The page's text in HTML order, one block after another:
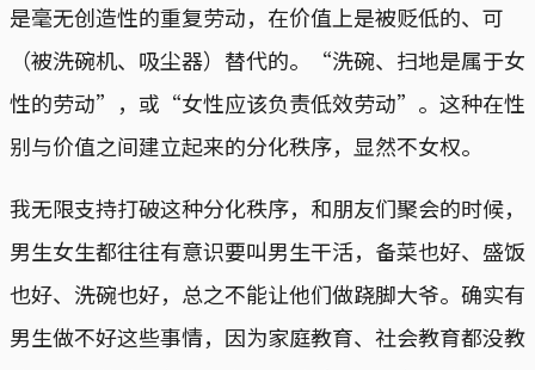
是毫无创造性的重复劳动，在价值上是被贬低的、可
（被洗碗机、吸尘器）替代的。“洗碗、扫地是属于女
性的劳动”，或“女性应该负责低效劳动”。这种在性
别与价值之间建立起来的分化秩序，显然不女权。
我无限支持打破这种分化秩序，和朋友们聚会的时候，
男生女生都往往有意识要叫男生干活，备菜也好、盛饭
也好、洗碗也好，总之不能让他们做跷脚大爷。确实有
男生做不好这些事情，因为家庭教育、社会教育都没教